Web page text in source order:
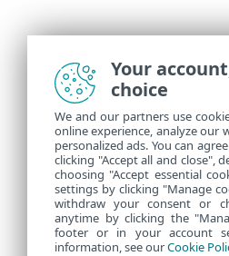
Your
choice
We and our partners use
online experience, analyze our
personalized ads. You can
clicking "Accept all and close",
choosing "Accept essential
settings by clicking "Manage
withdraw your consent or
anytime by clicking the
footer or in your account
information, see ourCookie